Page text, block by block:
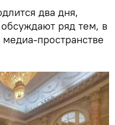
два дня,
ряд тем, в
пространстве